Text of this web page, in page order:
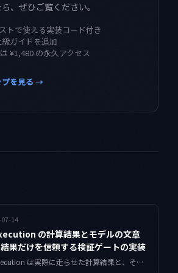
、ぜひご覧ください。
トで使える実装コード付き
ガイドを追加
¥1,480 の永久アクセス
プを見る →
14
の計算結果とモデルの文章
果だけを信頼する検証ゲートの実装
Gemini の Code Execution は実際に走らせた計算結果と、それを説明する自然文を別々に返します。文章側の数値を鵜呑みにすると幻覚を掴みます。実行結果だけを真実として抽出し照合する検証ゲートの実装を、動くコードで解説します。